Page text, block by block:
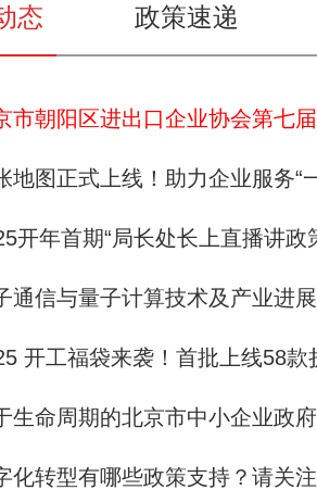
态 政策速递
地图正式上线！助力企业服务“
开年首期“局长处长上直播讲政
通信与量子计算技术及产业进
开工福袋来袭！首批上线58款
生命周期的北京市中小企业政
化转型有哪些政策支持？请关